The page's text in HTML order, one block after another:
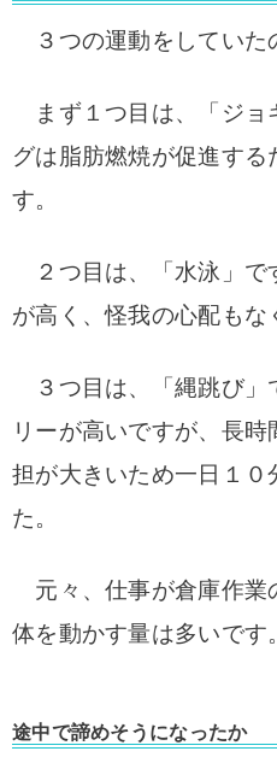
３つの運動をしていた
まず１つ目は、「ジョ
グは脂肪燃焼が促進す
す。
２つ目は、「水泳」で
が高く、怪我の心配もな
３つ目は、「縄跳び」
リーが高いですが、長
担が大きいため一日１０
た。
元々、仕事が倉庫作業
体を動かす量は多い
途中で諦めそうになったか